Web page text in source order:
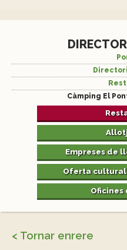
Càmping El
Empreses de
Oferta
Oficines
< Tornar enrere